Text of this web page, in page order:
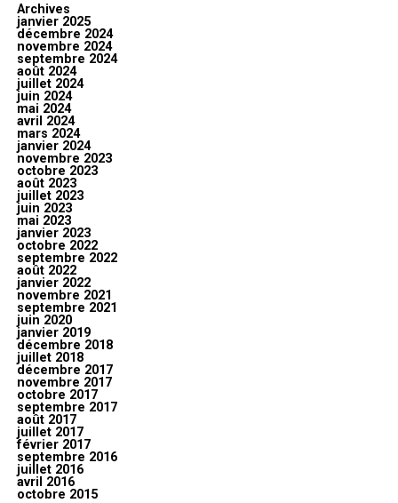
Archives
janvier 2025
décembre 2024
novembre 2024
septembre 2024
août 2024
juillet 2024
juin 2024
mai 2024
avril 2024
mars 2024
janvier 2024
novembre 2023
octobre 2023
août 2023
juillet 2023
juin 2023
mai 2023
janvier 2023
octobre 2022
septembre 2022
août 2022
janvier 2022
novembre 2021
septembre 2021
juin 2020
janvier 2019
décembre 2018
juillet 2018
décembre 2017
novembre 2017
octobre 2017
septembre 2017
août 2017
juillet 2017
février 2017
septembre 2016
juillet 2016
avril 2016
octobre 2015